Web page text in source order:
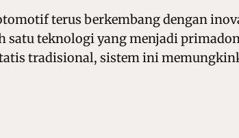
terus berkembang dengan
satu teknologi yang menjadi
tradisional, sistem ini